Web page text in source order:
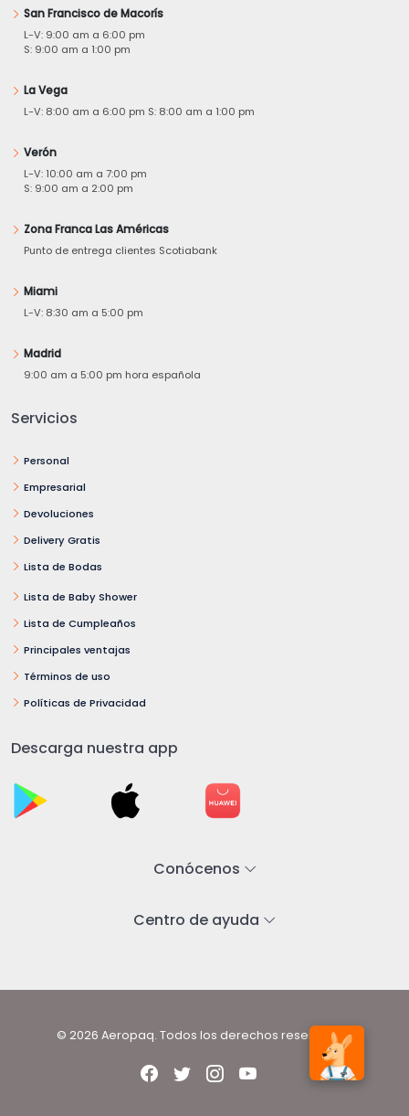
San Francisco de Macorís
L-V: 9:00 am a 6:00 pm
S: 9:00 am a 1:00 pm
La Vega
L-V: 8:00 am a 6:00 pm S: 8:00 am a 1:00 pm
Verón
L-V: 10:00 am a 7:00 pm
S: 9:00 am a 2:00 pm
Zona Franca Las Américas
Punto de entrega clientes Scotiabank
Miami
L-V: 8:30 am a 5:00 pm
Madrid
9:00 am a 5:00 pm hora española
Servicios
Personal
Empresarial
Devoluciones
Delivery Gratis
Lista de Bodas
Lista de Baby Shower
Lista de Cumpleaños
Principales ventajas
Términos de uso
Políticas de Privacidad
Descarga nuestra app
Conócenos
Centro de ayuda
© 2026 Aeropaq. Todos los derechos reservados.